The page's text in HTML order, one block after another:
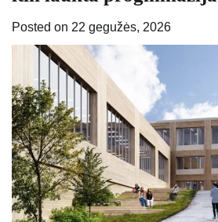
Posted on 22 gegužės, 2026